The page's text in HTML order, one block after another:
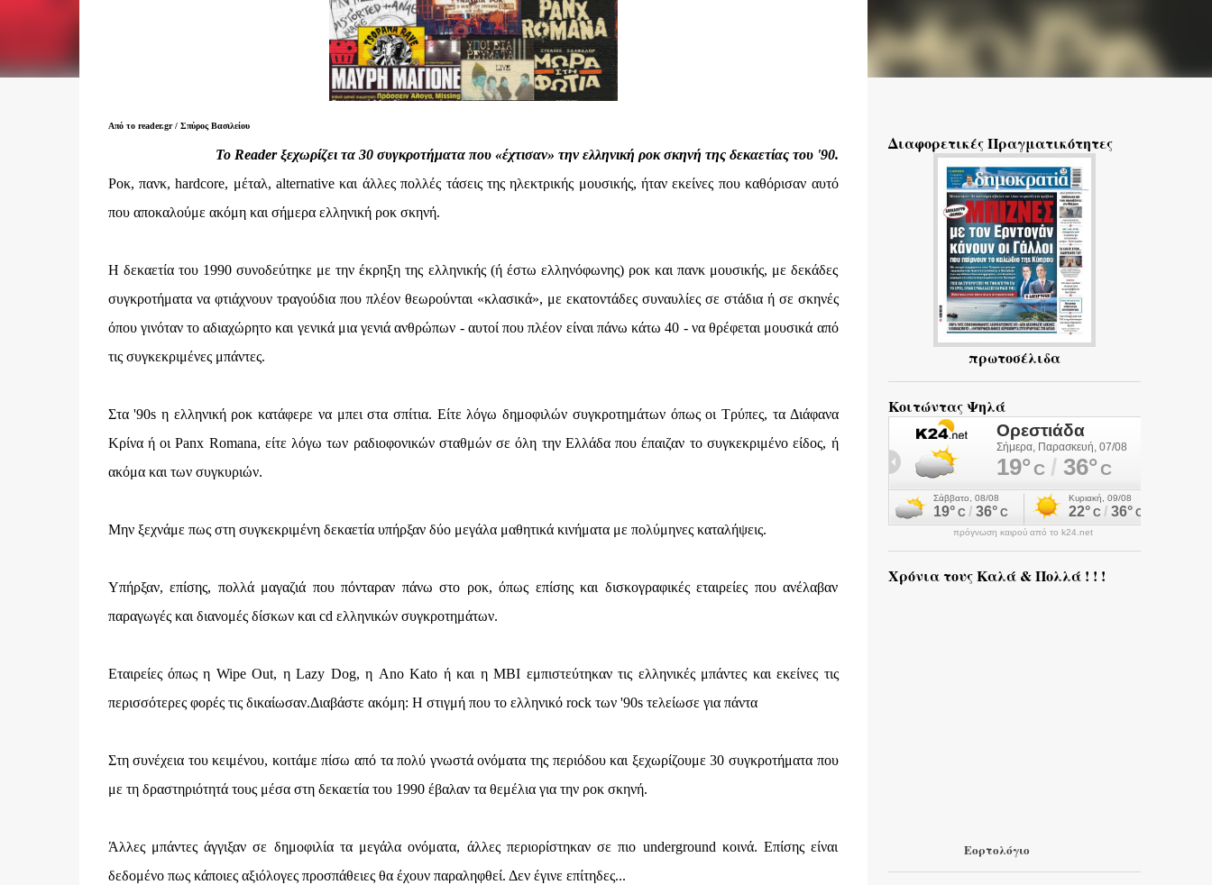
Από το reader.gr / Σπύρος Βασιλείου
Το Reader ξεχωρίζει τα 30 συγκροτήματα που «έχτισαν» την ελληνική ροκ σκηνή της δεκαετίας του '90.
Ροκ, πανκ, hardcore, μέταλ, alternative και άλλες πολλές τάσεις της ηλεκτρικής μουσικής, ήταν εκείνες που καθόρισαν αυτό
που αποκαλούμε ακόμη και σήμερα ελληνική ροκ σκηνή.
Η δεκαετία του 1990 συνοδεύτηκε με την έκρηξη της ελληνικής (ή έστω ελληνόφωνης) ροκ και πανκ μουσικής, με δεκάδες
συγκροτήματα να φτιάχνουν τραγούδια που πλέον θεωρούνται «κλασικά», με εκατοντάδες συναυλίες σε στάδια ή σε σκηνές
όπου γινόταν το αδιαχώρητο και γενικά μια γενιά ανθρώπων - αυτοί που πλέον είναι πάνω κάτω 40 - να θρέφεται μουσικά από
τις συγκεκριμένες μπάντες.
Στα '90s η ελληνική ροκ κατάφερε να μπει στα σπίτια. Είτε λόγω δημοφιλών συγκροτημάτων όπως οι Τρύπες, τα Διάφανα
Κρίνα ή οι Panx Romana, είτε λόγω των ραδιοφονικών σταθμών σε όλη την Ελλάδα που έπαιζαν το συγκεκριμένο είδος, ή
ακόμα και των συγκυριών.
Μην ξεχνάμε πως στη συγκεκριμένη δεκαετία υπήρξαν δύο μεγάλα μαθητικά κινήματα με πολύμηνες καταλήψεις.
Υπήρξαν, επίσης, πολλά μαγαζιά που πόνταραν πάνω στο ροκ, όπως επίσης και δισκογραφικές εταιρείες που ανέλαβαν
παραγωγές και διανομές δίσκων και cd ελληνικών συγκροτημάτων.
Εταιρείες όπως η Wipe Out, η Lazy Dog, η Ano Kato ή και η ΜΒΙ εμπιστεύτηκαν τις ελληνικές μπάντες και εκείνες τις
περισσότερες φορές τις δικαίωσαν.Διαβάστε ακόμη: Η στιγμή που το ελληνικό rock των '90s τελείωσε για πάντα
Στη συνέχεια του κειμένου, κοιτάμε πίσω από τα πολύ γνωστά ονόματα της περιόδου και ξεχωρίζουμε 30 συγκροτήματα που
με τη δραστηριότητά τους μέσα στη δεκαετία του 1990 έβαλαν τα θεμέλια για την ροκ σκηνή.
Άλλες μπάντες άγγιξαν σε δημοφιλία τα μεγάλα ονόματα, άλλες περιορίστηκαν σε πιο underground κοινά. Επίσης είναι
δεδομένο πως κάποιες αξιόλογες προσπάθειες θα έχουν παραληφθεί. Δεν έγινε επίτηδες...
Διαφορετικές Πραγματικότητες
πρωτοσέλιδα
Κοιτώντας Ψηλά
πρόγνωση καιρού από το k24.net
Χρόνια τους Καλά & Πολλά ! ! !
Εορτολόγιο